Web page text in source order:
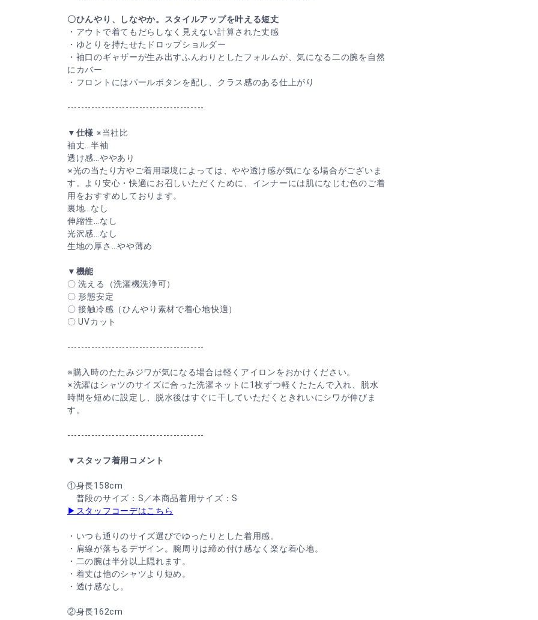
〇ひんやり、しなやか。スタイルアップを叶える短丈
・アウトで着てもだらしなく見えない計算された丈感
・ゆとりを持たせたドロップショルダー
・袖口のギャザーが生み出すふんわりとしたフォルムが、気になる二の腕を自然
にカバー
・フロントにはパールボタンを配し、クラス感のある仕上がり
----------------------------------------
▼仕様 ※当社比
袖丈…半袖
透け感…ややあり
※光の当たり方やご着用環境によっては、やや透け感が気になる場合がございま
す。より安心・快適にお召しいただくために、インナーには肌になじむ色のご着
用をおすすめしております。
裏地…なし
伸縮性…なし
光沢感…なし
生地の厚さ…やや薄め
▼機能
〇 洗える（洗濯機洗浄可）
〇 形態安定
〇 接触冷感（ひんやり素材で着心地快適）
〇 UVカット
----------------------------------------
※購入時のたたみジワが気になる場合は軽くアイロンをおかけください。
※洗濯はシャツのサイズに合った洗濯ネットに1枚ずつ軽くたたんで入れ、脱水
時間を短めに設定し、脱水後はすぐに干していただくときれいにシワが伸びま
す。
----------------------------------------
▼スタッフ着用コメント
①身長158cm
普段のサイズ：S／本商品着用サイズ：S
▶スタッフコーデはこちら
・いつも通りのサイズ選びでゆったりとした着用感。
・肩線が落ちるデザイン。腕周りは締め付け感なく楽な着心地。
・二の腕は半分以上隠れます。
・着丈は他のシャツより短め。
・透け感なし。
②身長162cm